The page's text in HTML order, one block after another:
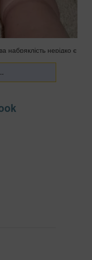
набряклість нерідко є
в цьому списку
та холодні чаї з